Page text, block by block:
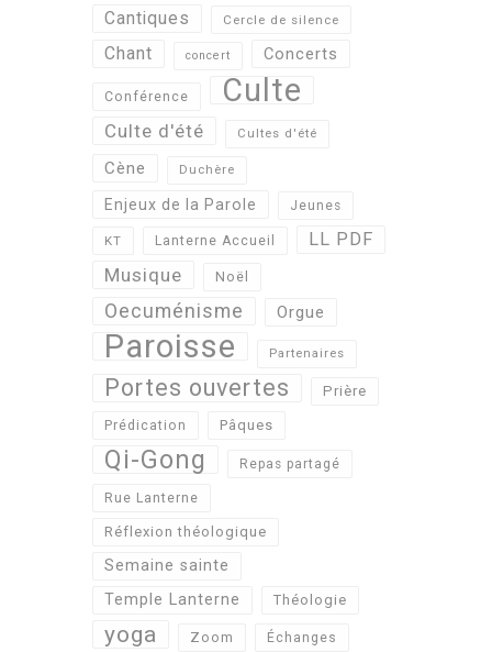
Cantiques Cercle de silence
Chant concert Concerts
Conférence Culte
Culte d'été Cultes d'été
Cène Duchère
Enjeux de la Parole Jeunes
KT Lanterne Accueil LL PDF
Musique Noël
Oecuménisme Orgue
Paroisse Partenaires
Portes ouvertes Prière
Prédication Pâques
Qi-Gong Repas partagé
Rue Lanterne
Réflexion théologique
Semaine sainte
Temple Lanterne
Théologie
yoga Zoom Échanges